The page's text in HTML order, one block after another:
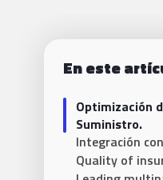
En este
Optimización
Suministro.
Integración
Quality of